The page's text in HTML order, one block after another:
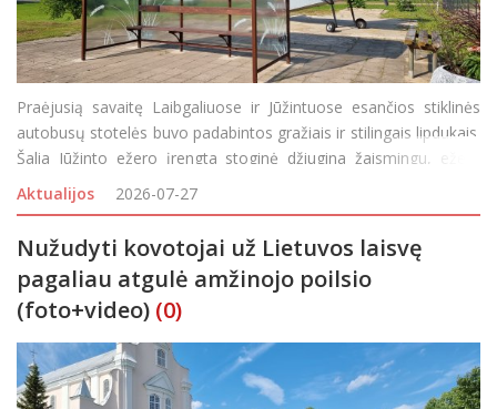
Praėjusią savaitę Laibgaliuose ir Jūžintuose esančios stiklinės
autobusų stotelės buvo padabintos gražiais ir stilingais lipdukais.
Šalia Jūžinto ežero įrengta stoginė džiugina žaismingu, ežerą
atvaizduojančiu piešiniu: nendrėmis ir vandens lelijų lapais, o
Laibgaliuose stiklines stot
Aktualijos 2026-07-27
Nužudyti kovotojai už Lietuvos laisvę
pagaliau atgulė amžinojo poilsio
(foto+video) (0)